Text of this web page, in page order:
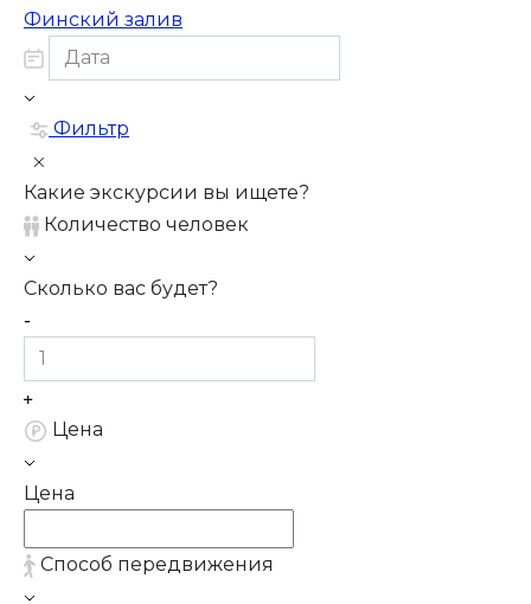
Финский залив
Фильтр
Какие экскурсии вы ищете?
Количество человек
Сколько вас будет?
Цена
Цена
Способ передвижения